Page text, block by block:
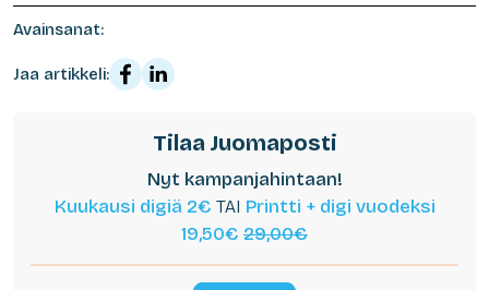
Avainsanat:
Jaa artikkeli:
Tilaa Juomaposti
Nyt kampanjahintaan!
Kuukausi digiä 2€ TAI Printti + digi vuodeksi
19,50€ 29,00€